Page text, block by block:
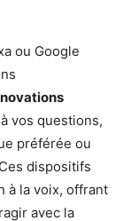
ou Google
vos questions,
préférée ou
dispositifs
à la voix, offrant
avec la